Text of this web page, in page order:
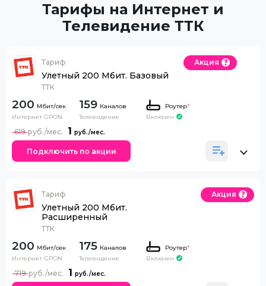
Тарифы на Интернет и
Телевидение ТТК
Тариф
Улетный 200 Мбит. Базовый
ТТК
Акция
200
Интернет GPON
159 Каналов
Телевидение
Роутер*
Включен
1
619
Подключить по акции
Тариф
Улетный 200 Мбит.
Расширенный
ТТК
Акция
200
Интернет GPON
175 Каналов
Телевидение
Роутер*
Включен
1
719